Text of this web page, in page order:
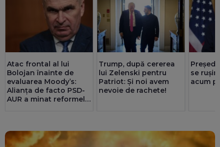
Atac frontal al lui
Bolojan înainte de
evaluarea Moody’s:
Alianța de facto PSD-
AUR a minat reformele
Trump, după cererea
lui Zelenski pentru
Patriot: Și noi avem
nevoie de rachete!
se
acum